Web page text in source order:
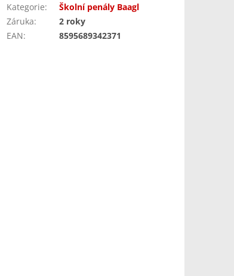
Kategorie:
Školní penály Baagl
Záruka:
2 roky
EAN: 8595689342371